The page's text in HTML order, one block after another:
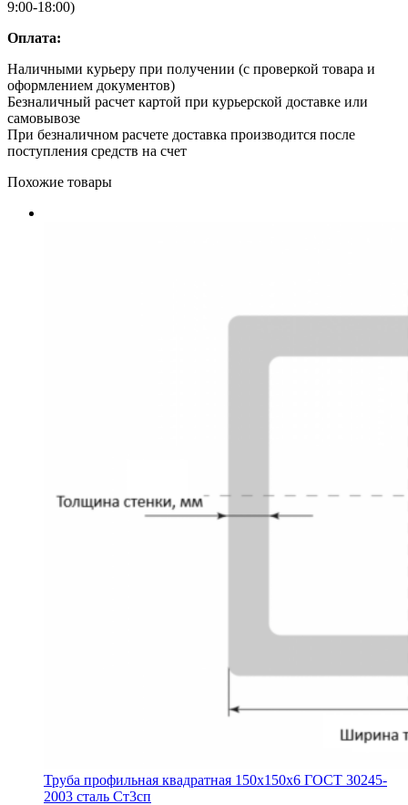
9:00-18:00)
Оплата:
Наличными курьеру при получении (с проверкой товара и
оформлением документов)
Безналичный расчет картой при курьерской доставке или
самовывозе
При безналичном расчете доставка производится после
поступления средств на счет
Похожие товары
Труба профильная квадратная 150х150х6 ГОСТ 30245-
2003 сталь Ст3сп